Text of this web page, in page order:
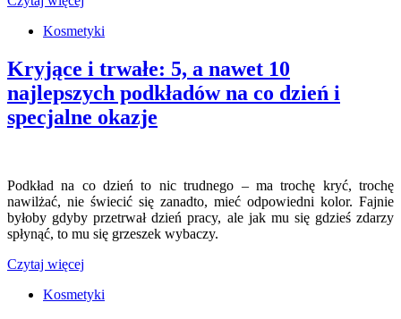
Kosmetyki
Kryjące i trwałe: 5, a nawet 10
najlepszych podkładów na co dzień i
specjalne okazje
Podkład na co dzień to nic trudnego – ma trochę kryć, trochę
nawilżać, nie świecić się zanadto, mieć odpowiedni kolor. Fajnie
byłoby gdyby przetrwał dzień pracy, ale jak mu się gdzieś zdarzy
spłynąć, to mu się grzeszek wybaczy.
Czytaj więcej
Kosmetyki